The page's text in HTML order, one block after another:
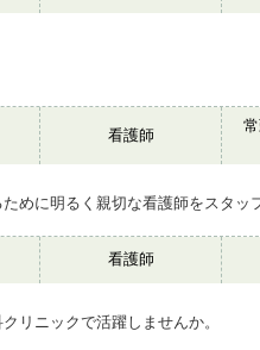
看護師
めに明るく親切な看護師をスタッ
看護師
リニックで活躍しませんか。